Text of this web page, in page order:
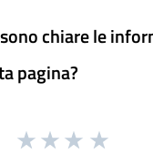
chiare le
pagina?